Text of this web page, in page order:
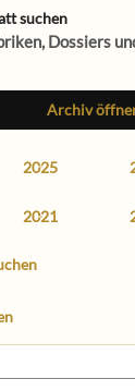
suchen
Dossiers
Archiv
2025
2021